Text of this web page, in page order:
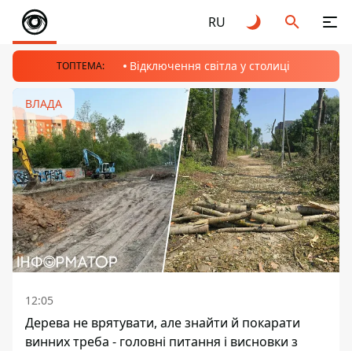
RU
ТОПТЕМА: Відключення світла у столиці
ВЛАДА
12:05
Дерева не врятувати, але знайти й покарати
винних треба - головні питання і висновки з